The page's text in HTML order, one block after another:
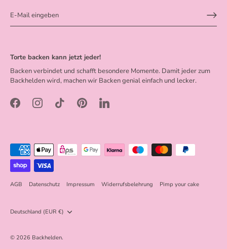
Torte backen kann jetzt jeder!
Backen verbindet und schafft besondere Momente. Damit jeder zum
Backhelden wird, machen wir Backen genial einfach und lecker.
AGB Datenschutz Impressum Widerrufsbelehrung Pimp your cake
Währung
Deutschland (EUR €)
© 2026 Backhelden.